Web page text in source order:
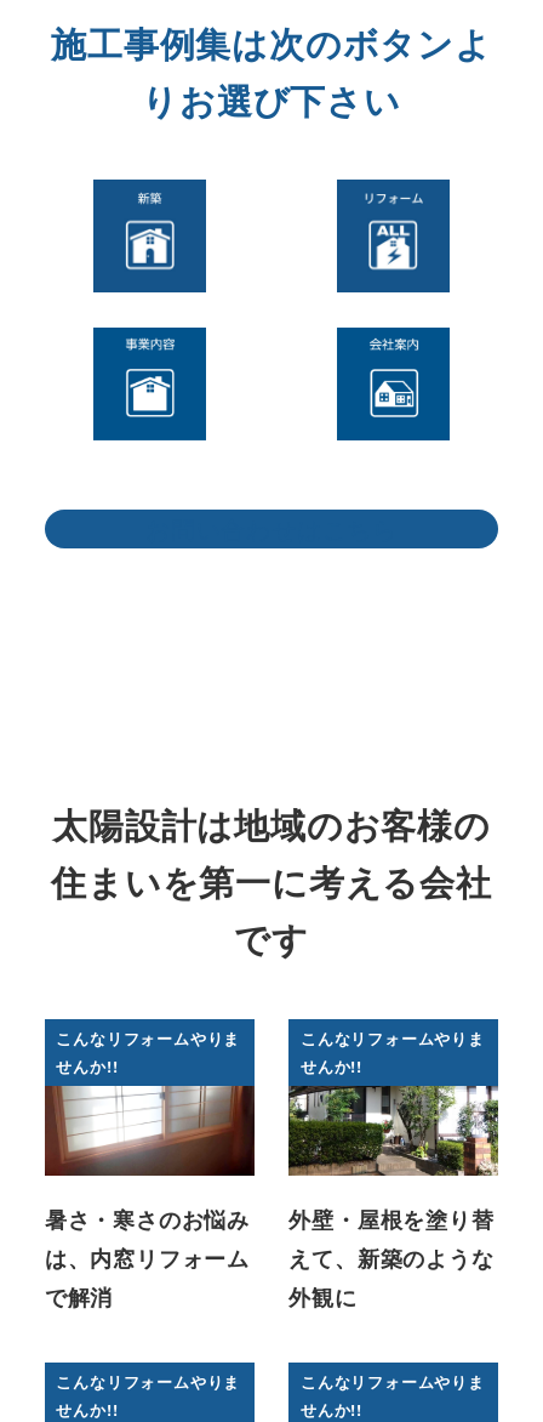
施工事例集は次のボタンよ
りお選び下さい
太陽設計は地域のお客様の
住まいを第一に考える会社
です
こんなリフォームやりま
せんか!!
暑さ・寒さのお悩み
は、内窓リフォーム
で解消
こんなリフォームやりま
せんか!!
外壁・屋根を塗り替
えて、新築のような
外観に
こんなリフォームやりま
せんか!!
こんなリフォームやりま
せんか!!